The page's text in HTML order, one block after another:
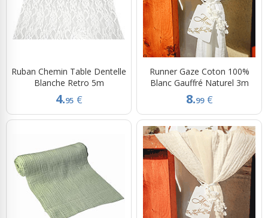
Ruban Chemin Table Dentelle
Blanche Retro 5m
4.95 €
Runner Gaze Coton 100%
Blanc Gauffré Naturel 3m
8.99 €